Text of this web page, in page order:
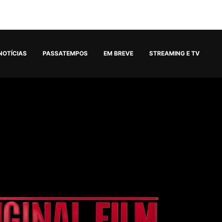
PASSATEMPOS EM BREVE STREAMING E TV